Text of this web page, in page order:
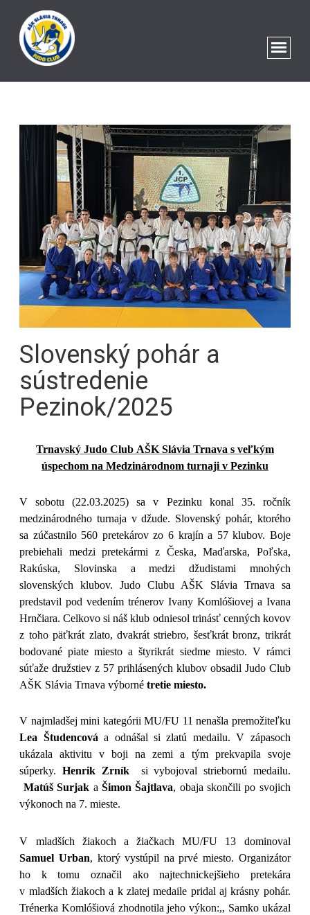
Slovenský pohár a
sústredenie
Pezinok/2025
Trnavský Judo Club AŠK Slávia Trnava s veľkým
úspechom na Medzinárodnom turnaji v Pezinku
V sobotu (22.03.2025) sa v Pezinku konal 35. ročník
medzinárodného turnaja v džude. Slovenský pohár, ktorého
sa zúčastnilo 560 pretekárov zo 6 krajín a 57 klubov. Boje
prebiehali medzi pretekármi z Česka, Maďarska, Poľska,
Rakúska, Slovinska a medzi džudistami mnohých
slovenských klubov. Judo Clubu AŠK Slávia Trnava sa
predstavil pod vedením trénerov Ivany Komlóšiovej a Ivana
Hrnčiara. Celkovo si náš klub odniesol trinásť cenných kovov
z toho päťkrát zlato, dvakrát striebro, šesťkrát bronz, trikrát
bodované piate miesto a štyrikrát siedme miesto. V rámci
súťaže družstiev z 57 prihlásených klubov obsadil Judo Club
AŠK Slávia Trnava výbornétretie miesto.
V najmladšej mini kategórii MU/FU 11 nenašla premožiteľku
Lea Študencováa odnášal si zlatú medailu. V zápasoch
ukázala aktivitu v boji na zemi a tým prekvapila svoje
súperky.Henrik Zrníksi vybojoval striebornú medailu.
Matúš Surjak a Šimon Šajtlava, obaja skončili po svojich
výkonoch na 7. mieste.
V mladších žiakoch a žiačkach MU/FU 13 dominoval
Samuel Urban, ktorý vystúpil na prvé miesto. Organizátor
ho k tomu označil ako najtechnickejšieho pretekára
v mladších žiakoch a k zlatej medaile pridal aj krásny pohár.
Trénerka Komlóšiová zhodnotila jeho výkon:,, Samko ukázal